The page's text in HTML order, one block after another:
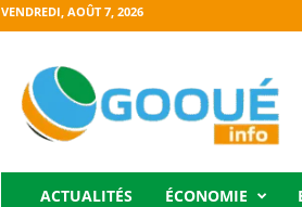
VENDREDI, AOÛT 7, 2026
ACTUALITÉS ÉCONOMIE